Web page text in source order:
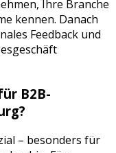
Ihre Branche
kennen. Danach
Feedback und
B2B-
?
– besonders für